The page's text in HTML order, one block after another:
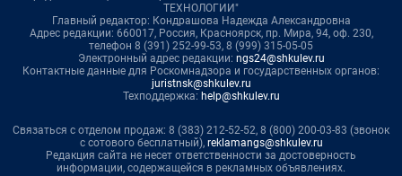
ТЕХНОЛОГИИ"
Главный редактор: Кондрашова Надежда Александровна
Адрес редакции: 660017, Россия, Красноярск, пр. Мира, 94, оф. 230,
телефон 8 (391) 252-99-53, 8 (999) 315-05-05
Электронный адрес редакции: ngs24@shkulev.ru
Контактные данные для Роскомнадзора и государственных органов:
juristnsk@shkulev.ru
Техподдержка: help@shkulev.ru
Связаться с отделом продаж: 8 (383) 212-52-52, 8 (800) 200-03-83 (звонок
с сотового бесплатный), reklamangs@shkulev.ru
Редакция сайта не несет ответственности за достоверность
информации, содержащейся в рекламных объявлениях.